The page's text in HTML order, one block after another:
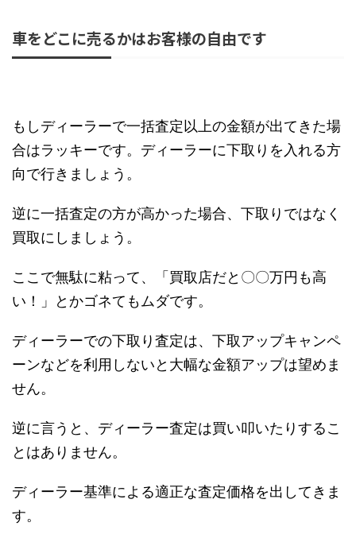
車をどこに売るかはお客様の自由です
もしディーラーで一括査定以上の金額が出てきた場
合はラッキーです。ディーラーに下取りを入れる方
向で行きましょう。
逆に一括査定の方が高かった場合、下取りではなく
買取にしましょう。
ここで無駄に粘って、「買取店だと〇〇万円も高
い！」とかゴネてもムダです。
ディーラーでの下取り査定は、下取アップキャンペ
ーンなどを利用しないと大幅な金額アップは望めま
せん。
逆に言うと、ディーラー査定は買い叩いたりするこ
とはありません。
ディーラー基準による適正な査定価格を出してきま
す。